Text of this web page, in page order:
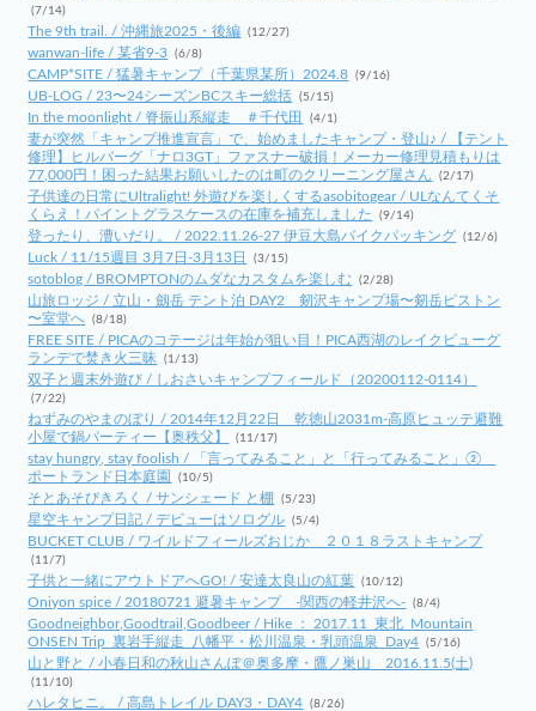
(7/14)
The 9th trail. / 沖縄旅2025・後編 (12/27)
wanwan-life / 某省9-3 (6/8)
CAMP*SITE / 猛暑キャンプ（千葉県某所）2024.8 (9/16)
UB-LOG / 23〜24シーズンBCスキー総括 (5/15)
In the moonlight / 脊振山系縦走 ＃千代田 (4/1)
妻が突然「キャンプ推進宣言」で、始めましたキャンプ・登山♪ / 【テント
修理】ヒルバーグ「ナロ3GT」ファスナー破損！メーカー修理見積もりは
77,000円！困った結果お願いしたのは町のクリーニング屋さん
(2/17)
子供達の日常にUltralight! 外遊びを楽しくするasobitogear / ULなんてくそ
くらえ！パイントグラスケースの在庫を補充しました
(9/14)
登ったり、漕いだり。 / 2022.11.26-27 伊豆大島バイクパッキング (12/6)
Luck / 11/15週目 3月7日-3月13日 (3/15)
sotoblog / BROMPTONのムダなカスタムを楽しむ (2/28)
山旅ロッジ / 立山・劔岳 テント泊 DAY2 剱沢キャンプ場〜剱岳ピストン
〜室堂へ (8/18)
FREE SITE / PICAのコテージは年始が狙い目！PICA西湖のレイクビューグ
ランデで焚き火三昧
(1/13)
双子と週末外遊び / しおさいキャンプフィールド（20200112-0114）
(7/22)
ねずみのやまのぼり / 2014年12月22日 乾徳山2031m-高原ヒュッテ避難
小屋で鍋パーティー【奥秩父】
(11/17)
stay hungry, stay foolish / 「言ってみること」と「行ってみること」②
ポートランド日本庭園
(10/5)
そとあそびきろく / サンシェード と棚 (5/23)
星空キャンプ日記 / デビューはソログル (5/4)
BUCKET CLUB / ワイルドフィールズおじか ２０１８ラストキャンプ
(11/7)
子供と一緒にアウトドアへGO! / 安達太良山の紅葉 (10/12)
Oniyon spice / 20180721 避暑キャンプ -関西の軽井沢へ- (8/4)
Goodneighbor,Goodtrail,Goodbeer / Hike ： 2017.11_東北_Mountain
ONSEN Trip_裏岩手縦走_八幡平・松川温泉・乳頭温泉_Day4 (5/16)
山と野と / 小春日和の秋山さんぽ＠奥多摩・鷹ノ巣山 2016.11.5(土)
(11/10)
ハレタヒニ。 / 高島トレイル DAY3・DAY4 (8/26)